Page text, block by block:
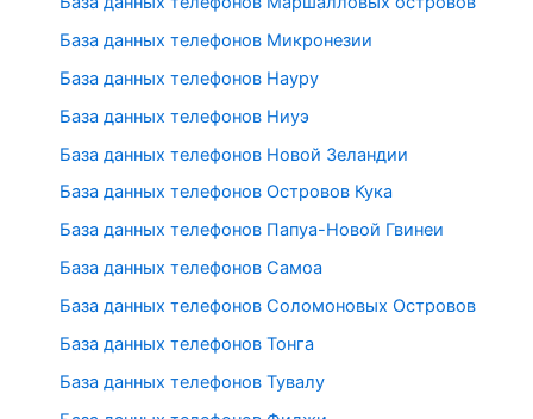
База данных телефонов Микронезии
База данных телефонов Науру
База данных телефонов Ниуэ
База данных телефонов Новой Зеландии
База данных телефонов Островов Кука
База данных телефонов Папуа-Новой Гвинеи
База данных телефонов Самоа
База данных телефонов Соломоновых Островов
База данных телефонов Тонга
База данных телефонов Тувалу